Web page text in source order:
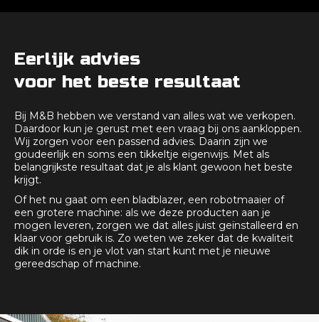
Eerlijk advies
voor het beste resultaat
Bij M&B hebben we verstand van alles wat we verkopen.
Daardoor kun je gerust met een vraag bij ons aankloppen.
Wij zorgen voor een passend advies. Daarin zijn we
goudeerlijk en soms een tikkeltje eigenwijs. Met als
belangrijkste resultaat dat je als klant gewoon het beste
krijgt.
Of het nu gaat om een bladblazer, een robotmaaier of
een grotere machine: als we deze producten aan je
mogen leveren, zorgen we dat alles juist geïnstalleerd en
klaar voor gebruik is. Zo weten we zeker dat de kwaliteit
dik in orde is en je vlot van start kunt met je nieuwe
gereedschap of machine.